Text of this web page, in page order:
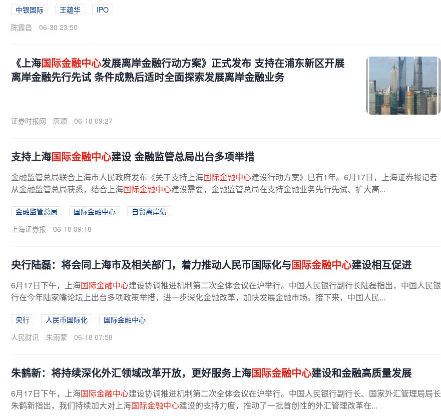
中银国际 王蕴华
IPO
陈霞昌
06-30 23:50
《上海国际金融中心发展离岸金融行动方案》正式发布 支持在浦东新区开展
离岸金融先行先试 条件成熟后适时全面探索发展离岸金融业务
证券时报网 唐颖 06-18 09:27
支持上海国际金融中心建设 金融监管总局出台多项举措
金融监管总局联合上海市人民政府发布《关于支持上海国际金融中心建设行动方案》已有1年。6月17日，上海证券报记者
从金融监管总局获悉，结合上海国际金融中心建设需要，金融监管总局在支持金融业务先行先试、扩大高...
金融监管总局 国际金融中心
自贸离岸债
上海证券报
06-18 09:18
央行陆磊：将会同上海市及相关部门，着力推动人民币国际化与国际金融中心建设相互促进
6月17日下午，上海国际金融中心建设协调推进机制第二次全体会议在沪举行。中国人民银行副行长陆磊指出，中国人民银
行在今年陆家嘴论坛上出台多项政策举措，进一步深化金融改革，加快发展金融市场。接下来，中国人民...
央行 人民币国际化
国际金融中心
人民财讯
朱雨蒙 06-18 07:58
朱鹤新：将持续深化外汇领域改革开放，更好服务上海国际金融中心建设和金融高质量发展
6月17日下午，上海国际金融中心建设协调推进机制第二次全体会议在沪举行。中国人民银行副行长、国家外汇管理局局长
朱鹤新指出，我们持续加大对上海国际金融中心建设的支持力度，推动了一批首创性的外汇管理改革在...